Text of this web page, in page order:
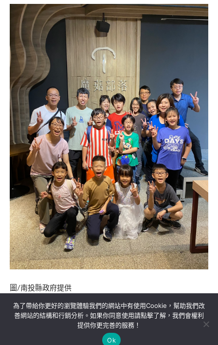
圖/南投縣政府提供
關於我們 隱私權政策 聯絡我們
為了帶給你更好的瀏覽體驗我們的網站中有使用Cookie，幫助我們改
善網站的結構和行銷分析。如果你同意使用請點擊了解，我們會權利
提供你更完善的服務！
Ok